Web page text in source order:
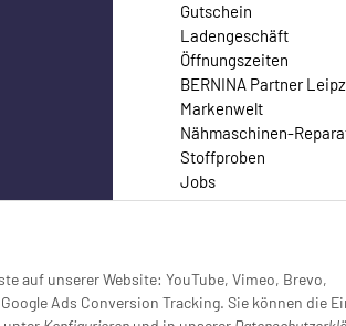
auf unserer Website: YouTube, Vimeo, Brevo,
Ads Conversion Tracking. Sie können die
Gutschein
Ladengeschäft
Öffnungszeiten
BERNINA Partner
Markenwelt
Nähmaschinen-
Stoffproben
Jobs
Kontakt